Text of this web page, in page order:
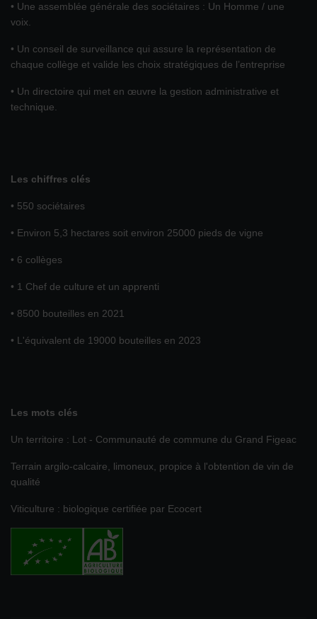
• Une assemblée générale des sociétaires : Un Homme / une
voix.
• Un conseil de surveillance qui assure la représentation de
chaque collège et valide les choix stratégiques de l’entreprise
• Un directoire qui met en œuvre la gestion administrative et
technique.
Les chiffres clés
• 550 sociétaires
• Environ 5,3 hectares soit environ 25000 pieds de vigne
• 6 collèges
• 1 Chef de culture et un apprenti
• 8500 bouteilles en 2021
• L'équivalent de 19000 bouteilles en 2023
Les mots clés
Un territoire : Lot - Communauté de commune du Grand Figeac
Terrain argilo-calcaire, limoneux, propice à l'obtention de vin de
qualité
Viticulture : biologique certifiée par Ecocert